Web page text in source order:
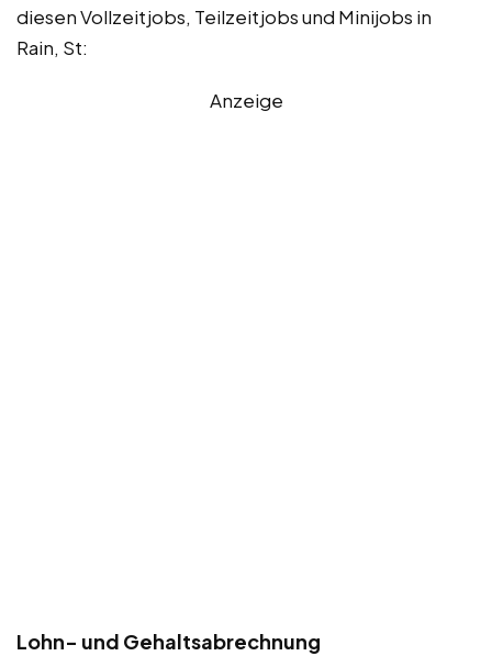
diesen Vollzeitjobs, Teilzeitjobs und Minijobs in
Rain, St:
Anzeige
Lohn- und Gehaltsabrechnung